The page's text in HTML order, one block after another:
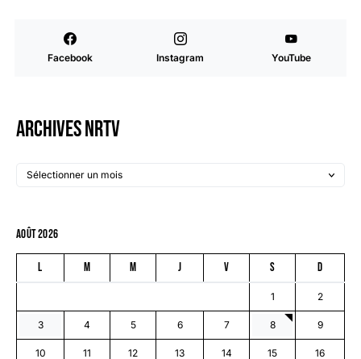
Facebook Instagram YouTube
Archives NRTV
août 2026
L M M J V S D
1 2
3 4 5 6 7 8 9
10 11 12 13 14 15 16